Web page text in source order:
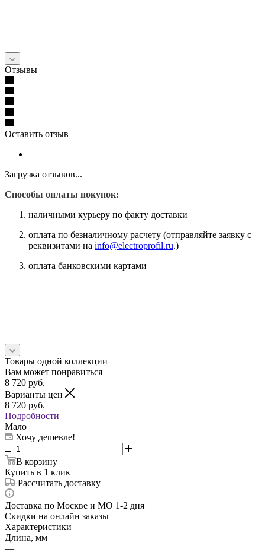
Отзывы
Оставить отзыв
Загрузка отзывов...
Способы оплаты покупок:
наличными курьеру по факту доставки
оплата по безналичному расчету (отправляйте заявку с
реквизитами на info@electroprofil.ru.)
оплата банковскими картами
Товары одной коллекции
Вам может понравиться
8 720 руб.
Варианты цен
8 720 руб.
Подробности
Мало
Хочу дешевле!
В корзину
Купить в 1 клик
Рассчитать доставку
Доставка по Москве и МО 1-2 дня
Скидки на онлайн заказы
Характеристики
Длина, мм
—